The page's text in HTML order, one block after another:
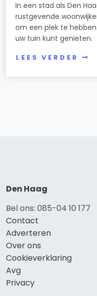
In een stad als Den
rustgevende
om een plek te
uw tuin kunt genieten.
LEES VERDER
Den Haag
Bel ons: 085-04 10 177
Contact
Adverteren
Over ons
Cookieverklaring
Avg
Privacy